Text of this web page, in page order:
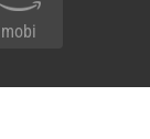
mobi